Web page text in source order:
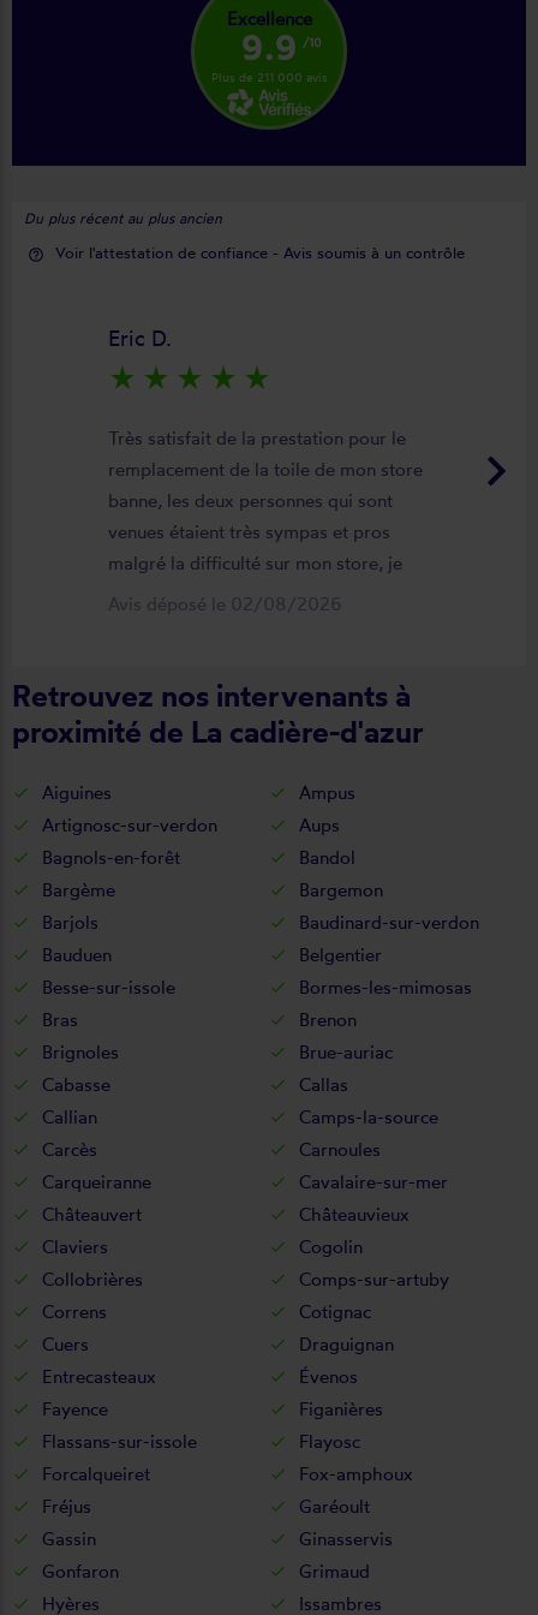
Excellence
9.9 /10
Plus de 211 000 avis
Du plus récent au plus ancien
help_outline Voir l'attestation de confiance - Avis soumis à un contrôle
keyboard_arrow_right
Eric D.
star_rate star_rate star_rate star_rate star_rate
Très satisfait de la prestation pour le
remplacement de la toile de mon store
banne, les deux personnes qui sont
venues étaient très sympas et pros
malgré la difficulté sur mon store, je
suis satisfait du résultat et du
de la pose je recommande ????
Avis déposé le 02/08/2026
Retrouvez nos intervenants à
proximité de La cadière-d'azur
Aiguines
Ampus
Artignosc-sur-verdon
Aups
Bagnols-en-forêt
Bandol
Bargème
Bargemon
Barjols
Baudinard-sur-verdon
Bauduen
Belgentier
Besse-sur-issole
Bormes-les-mimosas
Bras
Brenon
Brignoles
Brue-auriac
Cabasse
Callas
Callian
Camps-la-source
Carcès
Carnoules
Carqueiranne
Cavalaire-sur-mer
Châteauvert
Châteauvieux
Claviers
Cogolin
Collobrières
Comps-sur-artuby
Correns
Cotignac
Cuers
Draguignan
Entrecasteaux
Évenos
Fayence
Figanières
Flassans-sur-issole
Flayosc
Forcalqueiret
Fox-amphoux
Fréjus
Garéoult
Gassin
Ginasservis
Gonfaron
Grimaud
Hyères
Issambres